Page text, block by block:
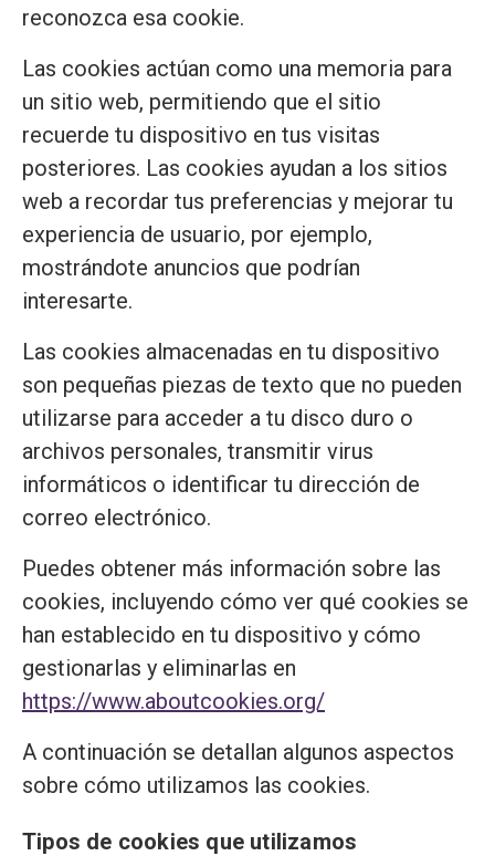
reconozca esa cookie.
Las cookies actúan como una memoria para
un sitio web, permitiendo que el sitio
recuerde tu dispositivo en tus visitas
posteriores. Las cookies ayudan a los sitios
web a recordar tus preferencias y mejorar tu
experiencia de usuario, por ejemplo,
mostrándote anuncios que podrían
interesarte.
Las cookies almacenadas en tu dispositivo
son pequeñas piezas de texto que no pueden
utilizarse para acceder a tu disco duro o
archivos personales, transmitir virus
informáticos o identificar tu dirección de
correo electrónico.
Puedes obtener más información sobre las
cookies, incluyendo cómo ver qué cookies se
han establecido en tu dispositivo y cómo
gestionarlas y eliminarlas en
https://www.aboutcookies.org/
A continuación se detallan algunos aspectos
sobre cómo utilizamos las cookies.
Tipos de cookies que utilizamos